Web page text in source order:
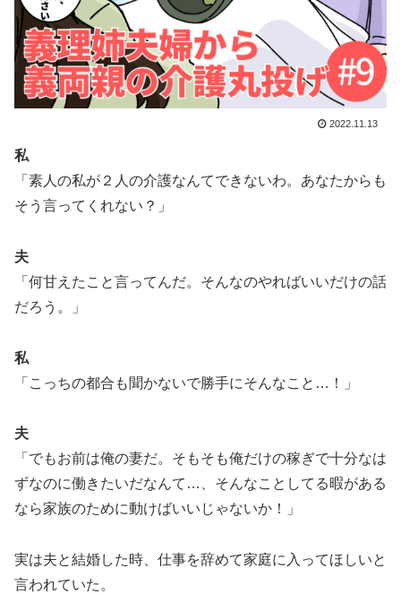
2022.11.13
私
「素人の私が２人の介護なんてできないわ。あなたからも
そう言ってくれない？」
夫
「何甘えたこと言ってんだ。そんなのやればいいだけの話
だろう。」
私
「こっちの都合も聞かないで勝手にそんなこと…！」
夫
「でもお前は俺の妻だ。そもそも俺だけの稼ぎで十分なは
ずなのに働きたいだなんて…、そんなことしてる暇がある
なら家族のために動けばいいじゃないか！」
実は夫と結婚した時、仕事を辞めて家庭に入ってほしいと
言われていた。